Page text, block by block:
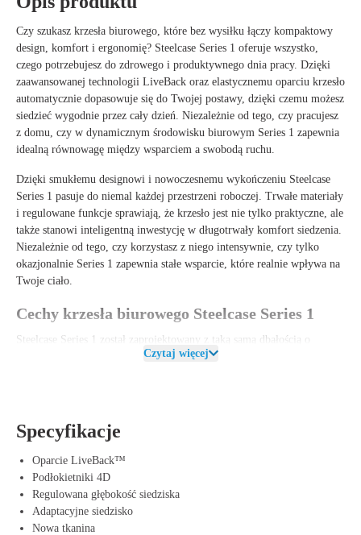
Czy szukasz krzesła biurowego, które bez wysiłku łączy kompaktowy
design, komfort i ergonomię? Steelcase Series 1 oferuje wszystko,
czego potrzebujesz do zdrowego i produktywnego dnia pracy. Dzięki
zaawansowanej technologii LiveBack oraz elastycznemu oparciu krzesło
automatycznie dopasowuje się do Twojej postawy, dzięki czemu możesz
siedzieć wygodnie przez cały dzień. Niezależnie od tego, czy pracujesz
z domu, czy w dynamicznym środowisku biurowym Series 1 zapewnia
idealną równowagę między wsparciem a swobodą ruchu.
Dzięki smukłemu designowi i nowoczesnemu wykończeniu Steelcase
Series 1 pasuje do niemal każdej przestrzeni roboczej. Trwałe materiały
i regulowane funkcje sprawiają, że krzesło jest nie tylko praktyczne, ale
także stanowi inteligentną inwestycję w długotrwały komfort siedzenia.
Niezależnie od tego, czy korzystasz z niego intensywnie, czy tylko
okazjonalnie Series 1 zapewnia stałe wsparcie, które realnie wpływa na
Twoje ciało.
Cechy krzesła biurowego Steelcase Series 1
Steelcase Series 1 został zaprojektowany z taką samą dbałością o
szczegóły jak modele premium Steelcase, ale w bardziej kompaktowej i
porusza się razem z Tobą, zmniejszając napięcie w plecach i barkach.
Dodatkowo Series 1 posiada w pełni regulowane podłokietniki (4D),
przesuwane siedzisko oraz regulowane podparcie lędźwiowe. Dzięki
temu możesz precyzyjnie dopasować krzesło do swojego wzrostu i
pozycji siedzącej. Oddychające oparcie z siatki wspiera cyrkulację
powietrza i zapewnia komfort nawet podczas długich dni pracy. Dzięki
Czytaj więcej
Specyfikacje
Oparcie LiveBack™
Podłokietniki 4D
Regulowana głębokość siedziska
Adaptacyjne siedzisko
Nowa tkanina